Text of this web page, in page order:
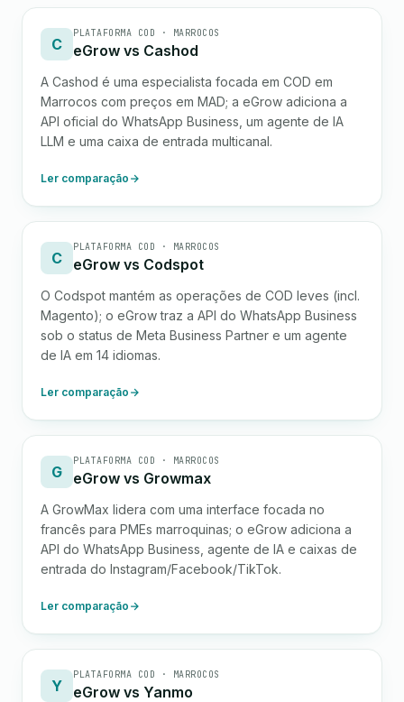
C
PLATAFORMA COD · MARROCOS
eGrow vs Cashod
A Cashod é uma especialista focada em COD em
Marrocos com preços em MAD; a eGrow adiciona a
API oficial do WhatsApp Business, um agente de IA
LLM e uma caixa de entrada multicanal.
Ler comparação
C
PLATAFORMA COD · MARROCOS
eGrow vs Codspot
O Codspot mantém as operações de COD leves (incl.
Magento); o eGrow traz a API do WhatsApp Business
sob o status de Meta Business Partner e um agente
de IA em 14 idiomas.
Ler comparação
G
PLATAFORMA COD · MARROCOS
eGrow vs Growmax
A GrowMax lidera com uma interface focada no
francês para PMEs marroquinas; o eGrow adiciona a
API do WhatsApp Business, agente de IA e caixas de
entrada do Instagram/Facebook/TikTok.
Ler comparação
Y
PLATAFORMA COD · MARROCOS
eGrow vs Yanmo